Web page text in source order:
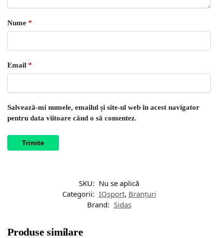
Nume *
Email *
Salvează-mi numele, emailul și site-ul web în acest navigator
pentru data viitoare când o să comentez.
SKU: Nu se aplică
Categorii: IQsport, Branțuri
Brand: Sidas
Produse similare